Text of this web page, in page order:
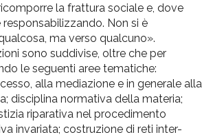
la frattura sociale e, dove
responsabilizzando. Non si è
ma verso qualcuno».
sono suddivise, oltre che per
le seguenti aree tematiche:
alla mediazione e in generale alla
disciplina normativa della materia;
riparativa nel procedimento
invariata; costruzione di reti inter-